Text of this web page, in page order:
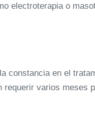
electroterapia o
constancia en el
requerir varios meses